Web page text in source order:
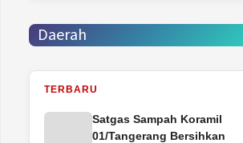
Daerah
TERBARU
Satgas Sampah Koramil
01/Tangerang Bersihkan